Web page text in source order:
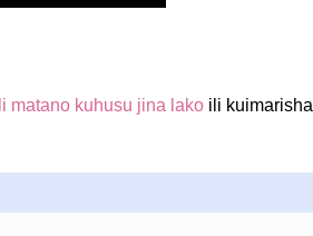
matano kuhusu jina lakoili kuimarisha